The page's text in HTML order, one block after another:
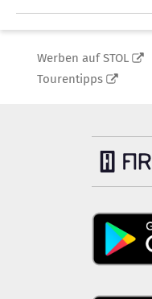
Werben auf STOL
Tourentipps